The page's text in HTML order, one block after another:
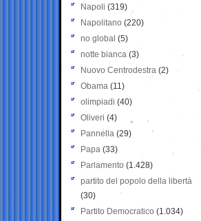
Napoli (319)
Napolitano (220)
no global (5)
notte bianca (3)
Nuovo Centrodestra (2)
Obama (11)
olimpiadi (40)
Oliveri (4)
Pannella (29)
Papa (33)
Parlamento (1.428)
partito del popolo della libertà
(30)
Partito Democratico (1.034)